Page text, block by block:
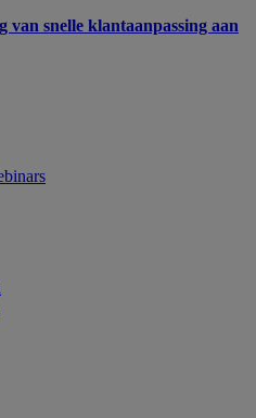
van snelle klantaanpassing aan